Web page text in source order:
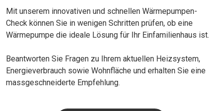
Mit unserem innovativen und schnellen Wärmepumpen-
Check können Sie in wenigen Schritten prüfen, ob eine
Wärmepumpe die ideale Lösung für Ihr Einfamilienhaus ist.
Beantworten Sie Fragen zu Ihrem aktuellen Heizsystem,
Energieverbrauch sowie Wohnfläche und erhalten Sie eine
massgeschneiderte Empfehlung.